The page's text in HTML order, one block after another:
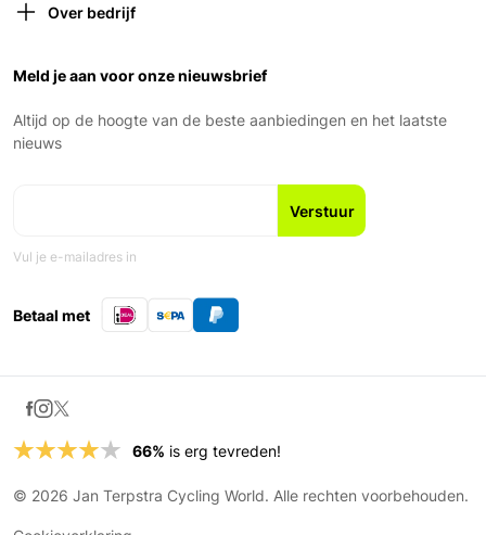
gesloten om 18:00)
Zondag: Gesloten
Verzekeringen
Over bedrijf
Ons Team
Nieuws en blogs
Fiets leasen
Meld je aan voor onze nieuwsbrief
Altijd op de hoogte van de beste aanbiedingen en het laatste
nieuws
Vul je e-mailadres in
Betaal met
66% is erg tevreden!
© 2026 Jan Terpstra Cycling World. Alle rechten voorbehouden.